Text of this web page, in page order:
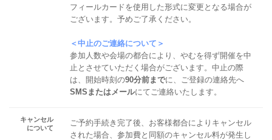
フィールカードを使用した形式に変更となる場合が
ございます。予めご了承ください。
＜中止のご連絡について＞
参加人数や会場の都合により、やむを得ず開催を中
止とさせていただく場合がございます。中止の際
は、開始時刻の90分前までに、ご登録の連絡先へ
SMSまたはメールにてご連絡いたします。
キャンセル
について
ご予約手続き完了後、お客様都合によりキャンセル
された場合、参加費と同額のキャンセル料が発生し